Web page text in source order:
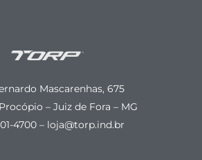
Mascarenhas, 675
– Juiz de Fora – MG
4700 – loja@torp.ind.br